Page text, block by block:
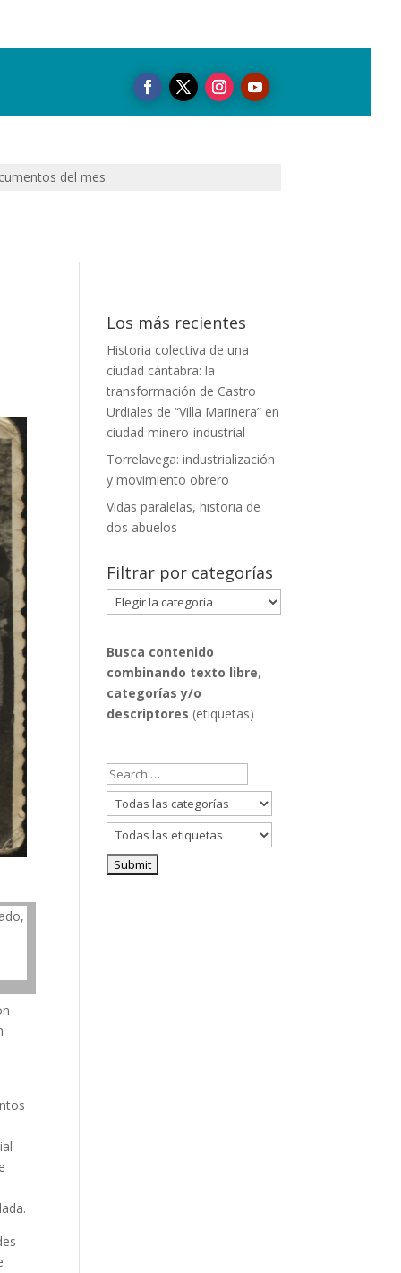
del mes
Los más recientes
Historia colectiva de una
ciudad cántabra: la
transformación de Castro
Urdiales de “Villa Marinera” en
ciudad minero-industrial
Torrelavega: industrialización
y movimiento obrero
Vidas paralelas, historia de
dos abuelos
Filtrar por categorías
Filtrar
por
Busca contenido
combinando texto libre,
categorías y/o
descriptores (etiquetas)